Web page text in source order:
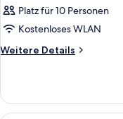
Platz für 10 Personen
Kostenloses WLAN
Weitere Details
Weitere